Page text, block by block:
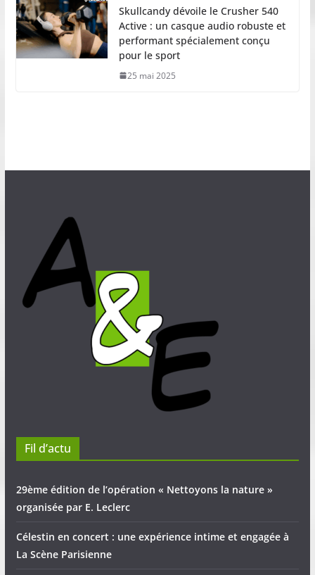
Skullcandy dévoile le Crusher 540
Active : un casque audio robuste et
performant spécialement conçu
pour le sport
25 mai 2025
Fil d’actu
29ème édition de l’opération « Nettoyons la nature »
organisée par E. Leclerc
Célestin en concert : une expérience intime et engagée à
La Scène Parisienne